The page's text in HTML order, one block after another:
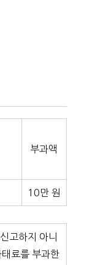
부과액
10만 원
고하지 아니
료를 부과한